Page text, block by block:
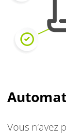
Vous n’avez